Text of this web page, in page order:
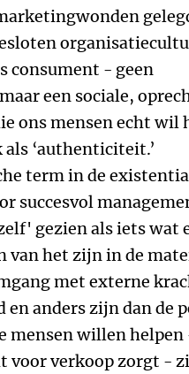
consument - geen
een sociale,
ons mensen echt wil
‘authenticiteit.’
term in de
succesvol
gezien als iets wat
van het zijn in de
met externe
anders zijn dan de
mensen willen helpen
voor verkoop zorgt -